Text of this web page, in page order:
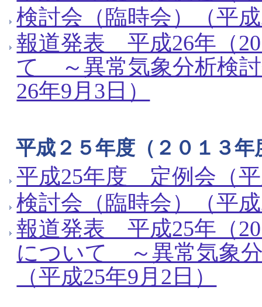
検討会（臨時会）（平
報道発表 平成26年（
て ～異常気象分析検
26年9月3日）
平成２５年度（２０１３年
平成25年度 定例会（平
検討会（臨時会）（平
報道発表 平成25年（
について ～異常気象
（平成25年9月2日）